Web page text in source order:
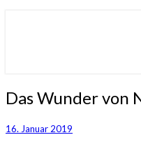
Das
Wunder
Nendingen
Das Wunder von
16. Januar 2019